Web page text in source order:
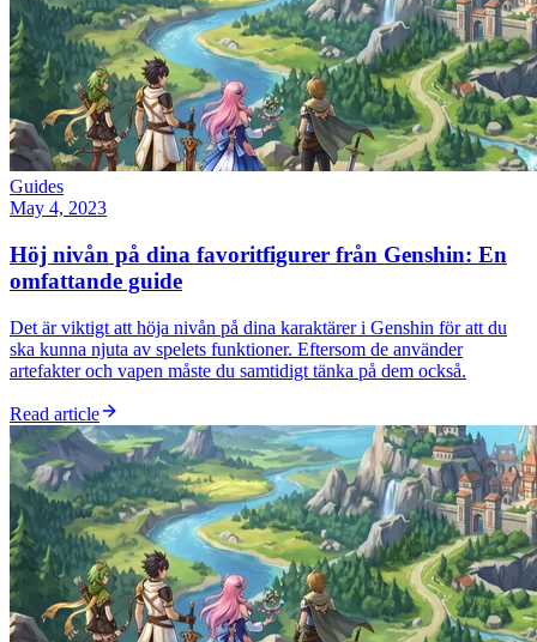
Guides
May 4, 2023
Höj nivån på dina favoritfigurer från Genshin: En
omfattande guide
Det är viktigt att höja nivån på dina karaktärer i Genshin för att du
ska kunna njuta av spelets funktioner. Eftersom de använder
artefakter och vapen måste du samtidigt tänka på dem också.
Read article